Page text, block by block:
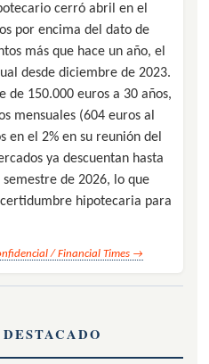
cerró abril en el
por encima del dato de
más que hace un año, el
desde diciembre de 2023.
de 150.000 euros a 30 años,
mensuales (604 euros al
en el 2% en su reunión del
ya descuentan hasta
semestre de 2026, lo que
hipotecaria para
/ Financial Times →